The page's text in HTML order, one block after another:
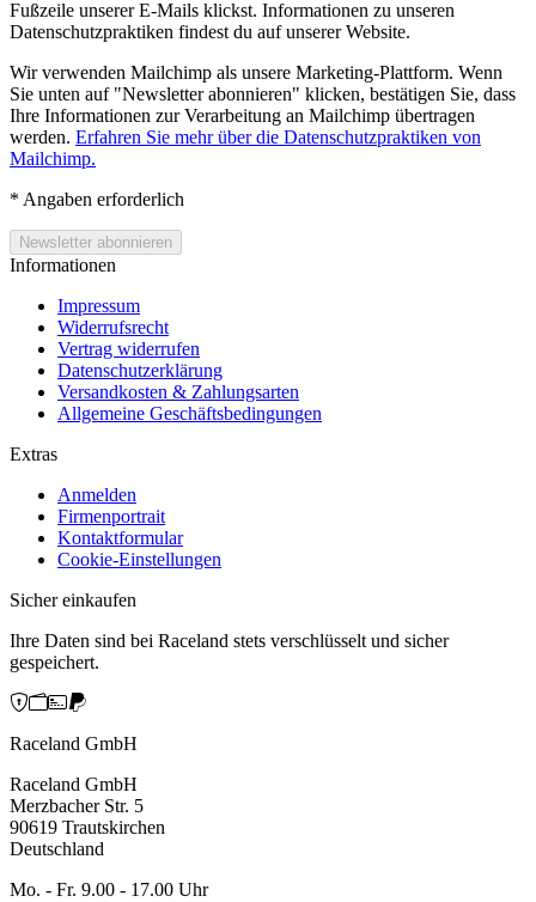
Fußzeile unserer E-Mails klickst. Informationen zu unseren
Datenschutzpraktiken findest du auf unserer Website.
Wir verwenden Mailchimp als unsere Marketing-Plattform. Wenn
Sie unten auf "Newsletter abonnieren" klicken, bestätigen Sie, dass
Ihre Informationen zur Verarbeitung an Mailchimp übertragen
werden. Erfahren Sie mehr über die Datenschutzpraktiken von
Mailchimp.
* Angaben erforderlich
Informationen
Impressum
Widerrufsrecht
Vertrag widerrufen
Datenschutzerklärung
Versandkosten & Zahlungsarten
Allgemeine Geschäftsbedingungen
Extras
Anmelden
Firmenportrait
Kontaktformular
Cookie-Einstellungen
Sicher einkaufen
Ihre Daten sind bei Raceland stets verschlüsselt und sicher
gespeichert.
Raceland GmbH
Raceland GmbH
Merzbacher Str. 5
90619 Trautskirchen
Deutschland
Mo. - Fr. 9.00 - 17.00 Uhr